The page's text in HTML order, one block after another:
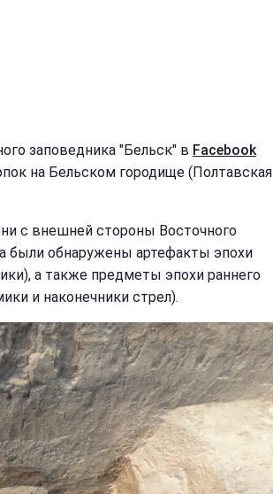
заповедника "Бельск" в Facebook
на Бельском городище (Полтавская
с внешней стороны Восточного
были обнаружены артефакты эпохи
а также предметы эпохи раннего
и наконечники стрел).